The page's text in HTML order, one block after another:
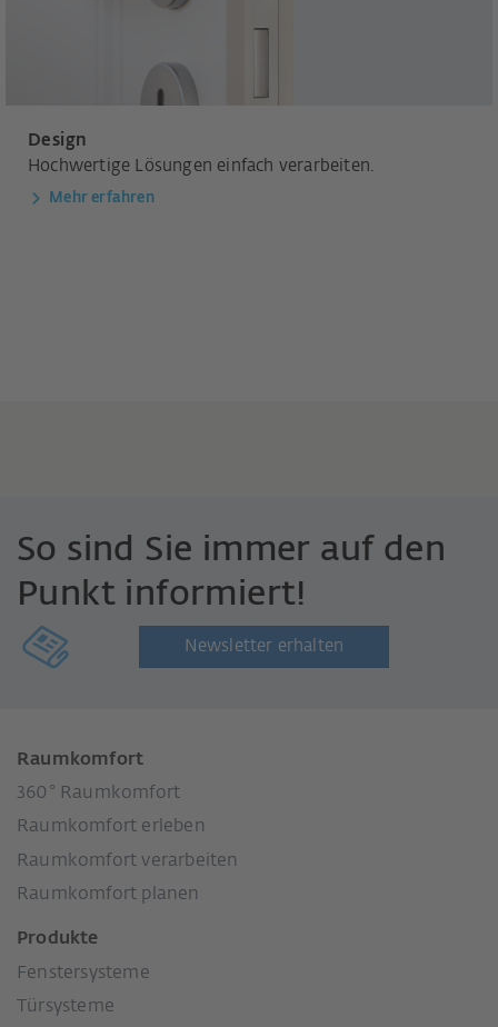
Design
Hochwertige Lösungen einfach verarbeiten.
Mehr erfahren
So sind Sie immer auf den
Punkt informiert!
Newsletter erhalten
Raumkomfort
360° Raumkomfort
Raumkomfort erleben
Raumkomfort verarbeiten
Raumkomfort planen
Produkte
Fenstersysteme
Türsysteme